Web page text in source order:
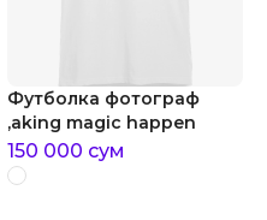
Футболка фотограф
,aking magic happen
150 000 сум